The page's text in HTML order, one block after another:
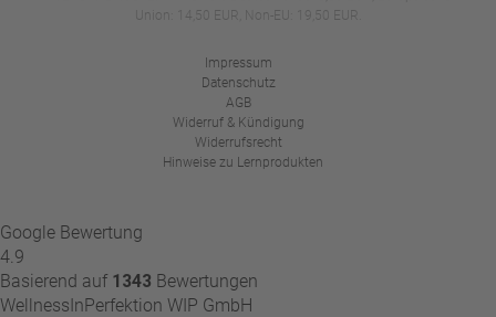
Union: 14,50 EUR, Non-EU: 19,50 EUR.
Impressum
Datenschutz
AGB
Widerruf & Kündigung
Widerrufsrecht
Hinweise zu Lernprodukten
Google Bewertung
4.9
Basierend auf 1343 Bewertungen
WellnessInPerfektion WIP GmbH